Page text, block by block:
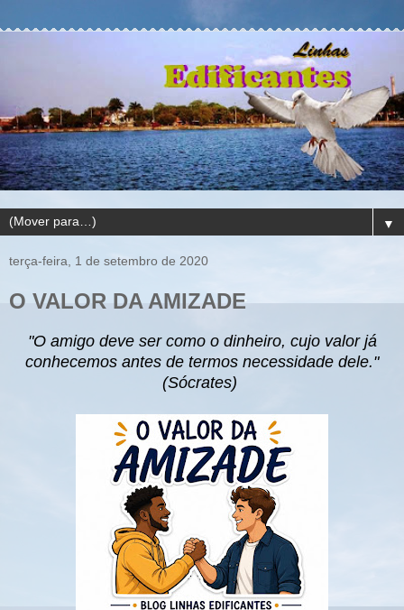
▼
terça-feira, 1 de setembro de 2020
O VALOR DA AMIZADE
"O amigo deve ser como o dinheiro, cujo valor já
conhecemos antes de termos necessidade dele."
(Sócrates)